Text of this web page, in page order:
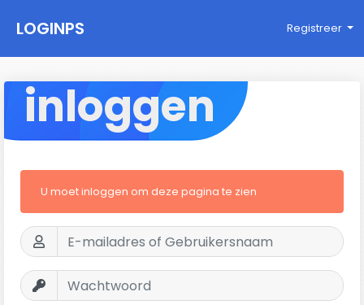
LOGINPS Registreer
inloggen
U moet inloggen om deze pagina te zien